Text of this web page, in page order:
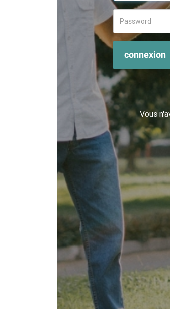
connexion
Vous